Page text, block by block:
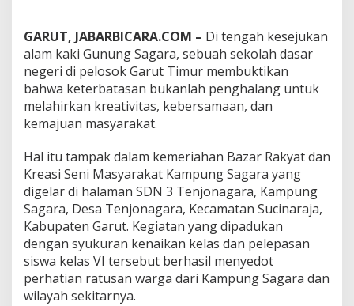
l
a
h
P
e
l
o
k
B
i
s
B
e
r
s
GARUT, JABARBICARA.COM – Di tengah kesejukan
alam kaki Gunung Sagara, sebuah sekolah dasar
negeri di pelosok Garut Timur membuktikan
bahwa keterbatasan bukanlah penghalang untuk
melahirkan kreativitas, kebersamaan, dan
kemajuan masyarakat.
Hal itu tampak dalam kemeriahan Bazar Rakyat dan
Kreasi Seni Masyarakat Kampung Sagara yang
digelar di halaman SDN 3 Tenjonagara, Kampung
Sagara, Desa Tenjonagara, Kecamatan Sucinaraja,
Kabupaten Garut. Kegiatan yang dipadukan
dengan syukuran kenaikan kelas dan pelepasan
siswa kelas VI tersebut berhasil menyedot
perhatian ratusan warga dari Kampung Sagara dan
wilayah sekitarnya.